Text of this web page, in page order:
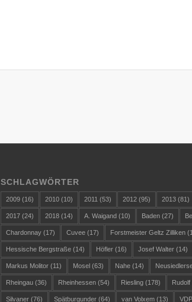
SCHLAGWÖRTER
2009 (16) 2010 (10) 2011 (53) 2012 (95) 2013 (81)
2017 (24) 2018 (14) A. Waigand (10) Baden (27)
Chardonnay (17) Cuvee (17) Forstmeister Geltz Zilliken
Hessische Bergstraße (14) Höfler (16) Josef Walter (14)
Markus Molitor (11) Mosel (63) Nahe (14)
Rheingau (36) Rheinhessen (54) Riesling (178) Rudolf
Silvaner (76) Spätburgunder (64) van Volxem (13) VDP